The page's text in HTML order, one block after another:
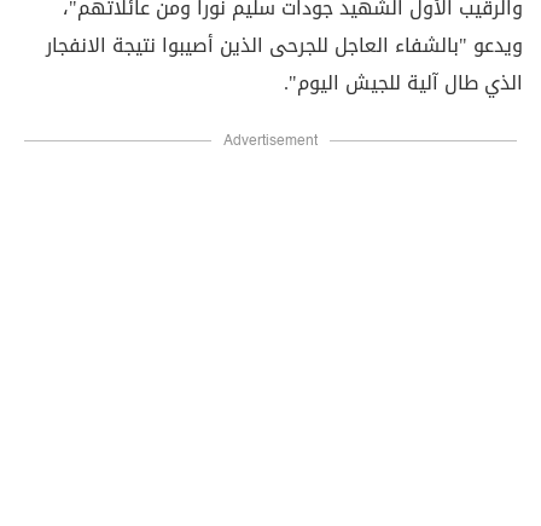
والرقيب الأول الشهيد جودات سليم نورا ومن عائلاتهم"،
ويدعو "بالشفاء العاجل للجرحى الذين أصيبوا نتيجة الانفجار
الذي طال آلية للجيش اليوم".
Advertisement